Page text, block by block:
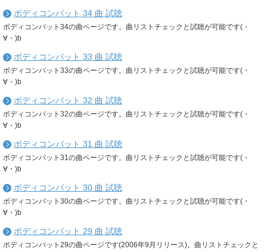
ボディコンバット 34 曲 試聴
ボディコンバット34の曲ページです。曲リストチェックと試聴が可能です(・
∀・)b
ボディコンバット 33 曲 試聴
ボディコンバット33の曲ページです。曲リストチェックと試聴が可能です(・
∀・)b
ボディコンバット 32 曲 試聴
ボディコンバット32の曲ページです。曲リストチェックと試聴が可能です(・
∀・)b
ボディコンバット 31 曲 試聴
ボディコンバット31の曲ページです。曲リストチェックと試聴が可能です(・
∀・)b
ボディコンバット 30 曲 試聴
ボディコンバット30の曲ページです。曲リストチェックと試聴が可能です(・
∀・)b
ボディコンバット 29 曲 試聴
ボディコンバット29の曲ページです(2006年9月リリース)。曲リストチェックと